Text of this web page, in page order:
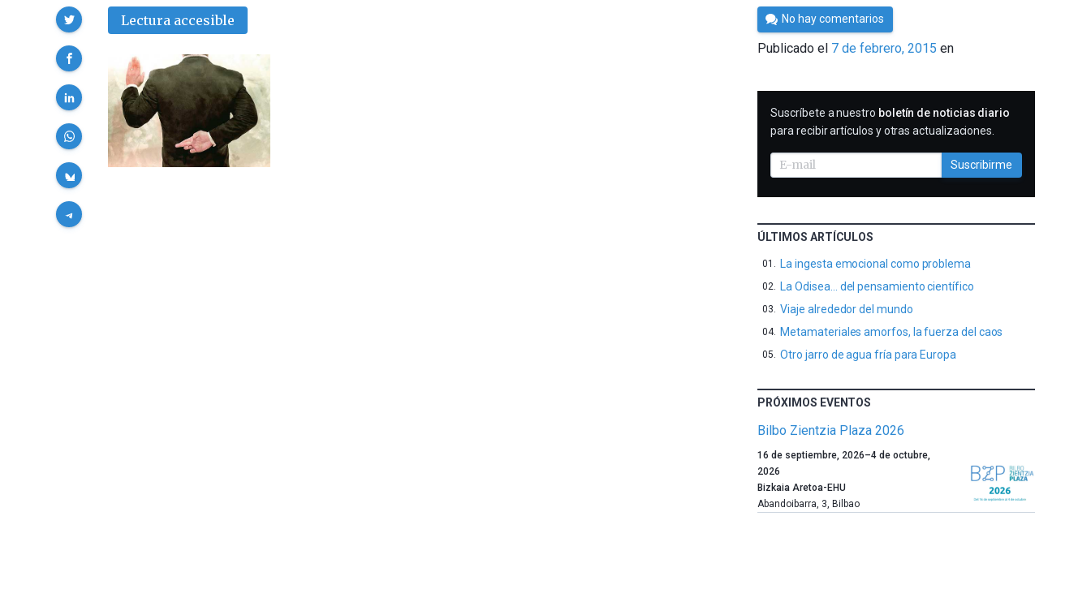
Lectura accesible
Compartir
Por
César
Tomé
No hay comentarios
Publicado el 7 de febrero, 2015 en
SUSCRIBIRME
Suscríbete a nuestro boletín de noticias diario
para recibir artículos y otras actualizaciones.
Suscribirme
ÚLTIMOS ARTÍCULOS
La ingesta emocional como problema
La Odisea… del pensamiento científico
Viaje alrededor del mundo
Metamateriales amorfos, la fuerza del caos
Otro jarro de agua fría para Europa
PRÓXIMOS EVENTOS
Bilbo Zientzia Plaza 2026
Un
año
más,
Bilbao
16 de septiembre, 2026–4 de octubre,
2026
Bizkaia Aretoa-EHU
Abandoibarra, 3, Bilbao